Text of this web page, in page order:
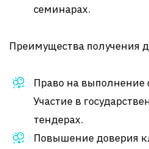
семинарах.
Преимущества получения
Право на выполнение
Участие в
тендерах.
Повышение доверия